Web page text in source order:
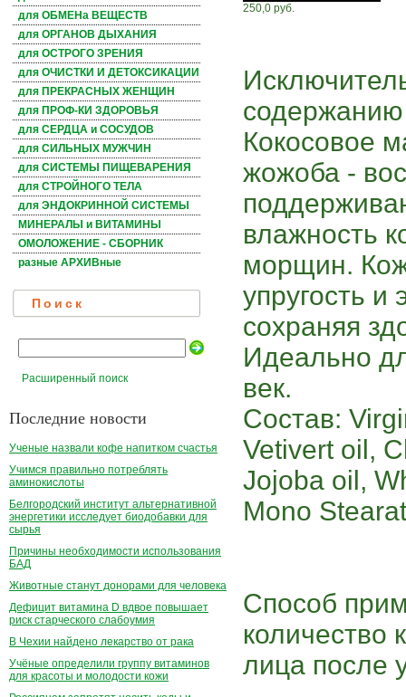
для ОБМЕНа ВЕЩЕСТВ
для ОРГАНОВ ДЫХАНИЯ
для ОСТРОГО ЗРЕНИЯ
для ОЧИСТКИ И ДЕТОКСИКАЦИИ
для ПРЕКРАСНЫХ ЖЕНЩИН
для ПРОФ-КИ ЗДОРОВЬЯ
для СЕРДЦА и СОСУДОВ
для СИЛЬНЫХ МУЖЧИН
для СИСТЕМЫ ПИЩЕВАРЕНИЯ
для СТРОЙНОГО ТЕЛА
для ЭНДОКРИННОЙ СИСТЕМЫ
МИНЕРАЛЫ и ВИТАМИНЫ
ОМОЛОЖЕНИЕ - СБОРНИК
разные АРХИВные
Поиск
Расширенный поиск
Последние новости
Ученые назвали кофе напитком счастья
Учимся правильно потреблять
аминокислоты
Белгородский институт альтернативной
энергетики исследует биодобавки для
сырья
Причины необходимости использования
БАД
Животные станут донорами для человека
Дефицит витамина D вдвое повышает
риск старческого слабоумия
В Чехии найдено лекарство от рака
Учёные определили группу витаминов
для красоты и молодости кожи
250,0 руб.
Кокосовое
жожоба -
влажность
морщин.
упругость и
сохраняя
Идеально
век.
Состав:
Vetivert oil,
Jojoba oil,
Mono
Способ
количество
лица после